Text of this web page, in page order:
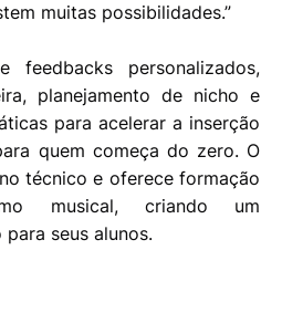
muitas possibilidades.”
feedbacks personalizados,
planejamento de nicho e
para acelerar a inserção
quem começa do zero. O
técnico e oferece formação
musical, criando um
seus alunos.